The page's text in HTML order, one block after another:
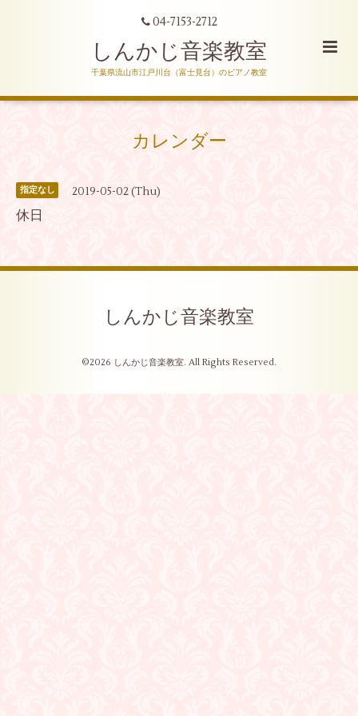
04-7153-2712
しんかじ音楽教室
千葉県流山市江戸川台（富士見台）のピアノ教室
カレンダー
指定なし 2019-05-02 (Thu)
休日
しんかじ音楽教室
©2026 しんかじ音楽教室. All Rights Reserved.